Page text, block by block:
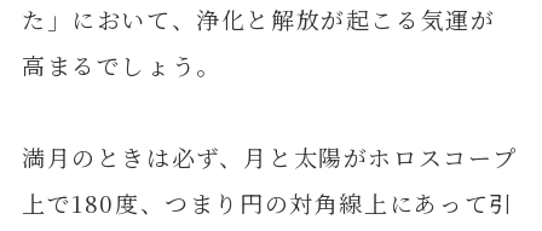
た」において、浄化と解放が起こる気運が
高まるでしょう。
満月のときは必ず、月と太陽がホロスコープ
上で180度、つまり円の対角線上にあって引